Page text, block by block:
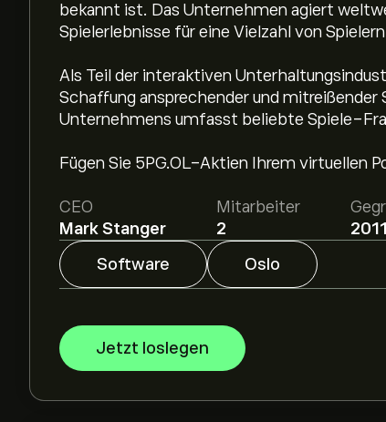
bekannt ist. Das Unternehmen agiert
Spielerlebnisse für eine Vielzahl von
Als Teil der interaktiven
Schaffung ansprechender und
Unternehmens umfasst beliebte Spiele-
Fügen Sie 5PG.OL-Aktien Ihrem virtuellen
CEO
Mark Stanger
Mitarbeiter
2
2011
Software
Oslo
Jetzt loslegen